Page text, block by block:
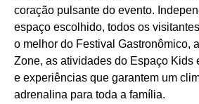
coração pulsante do evento.
espaço escolhido, todos os
o melhor do Festival Gastronômico,
Zone, as atividades do Espaço Kids
e experiências que garantem um
adrenalina para toda a família.